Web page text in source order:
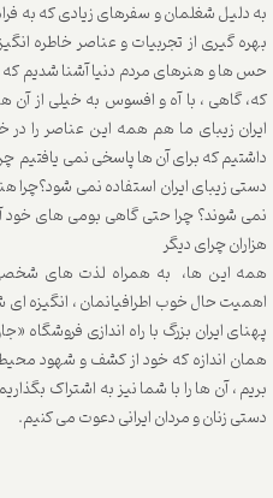
به دلیل شغلمان و سفرهای زیادی که به
بهره گیری از تجربیات و عناصر خاطره
حس ها و هنرهای مردم دنیا آشنا شدیم که
که، گاهی ، با آه و افسوس به خیلی از آن
ایران زیبای ما هم همه این عناصر را در
داشتیم که برای آن ها پاسخی نمی یافتیم
دستی زیبای ایران استفاده نمی شود؟چرا
نمی شوند؟ چرا حتی گاهی بومی های خود
هزاران چرای دیگر
همه این ها، به همراه لذت های
اهمیت حال خوب اطرافیانمان ، انگیزه ای
پهنای ایران بزرگ با راه اندازی فروشگاه
همان اندازه که خود از کشف و شهود
بریم ، آن ها را با شما نیز به اشتراک
دستی زنان و مردان ایرانی دعوت می کنیم.